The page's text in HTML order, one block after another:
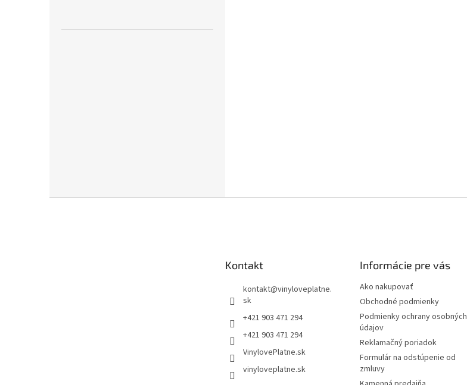
Kontakt
kontakt@vinyloveplatne.
sk
+421 903 471 294
+421 903 471 294
VinylovePlatne.sk
vinyloveplatne.sk
Informácie pre vás
Ako nakupovať
Obchodné podmienky
Podmienky ochrany osobných
údajov
Reklamačný poriadok
Formulár na odstúpenie od
zmluvy